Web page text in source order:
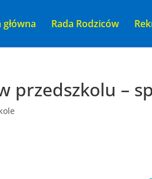
Rada Rodziców
przedszkolu –